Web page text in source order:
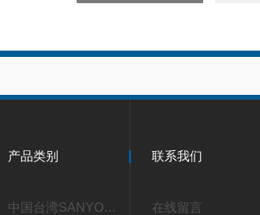
产品类别
中国台湾SANYOU三友
联系我们
在线留言